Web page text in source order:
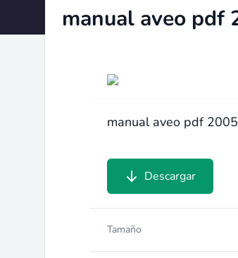
manual aveo pdf
manual aveo pdf
Descargar
Tamaño